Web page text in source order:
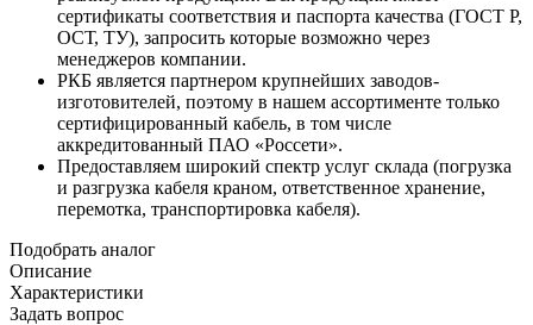
сертификаты соответствия и паспорта качества (ГОСТ Р,
ОСТ, ТУ), запросить которые возможно через
менеджеров компании.
РКБ является партнером крупнейших заводов-
изготовителей, поэтому в нашем ассортименте только
сертифицированный кабель, в том числе
аккредитованный ПАО «Россети».
Предоставляем широкий спектр услуг склада (погрузка
и разгрузка кабеля краном, ответственное хранение,
перемотка, транспортировка кабеля).
Подобрать аналог
Описание
Характеристики
Задать вопрос